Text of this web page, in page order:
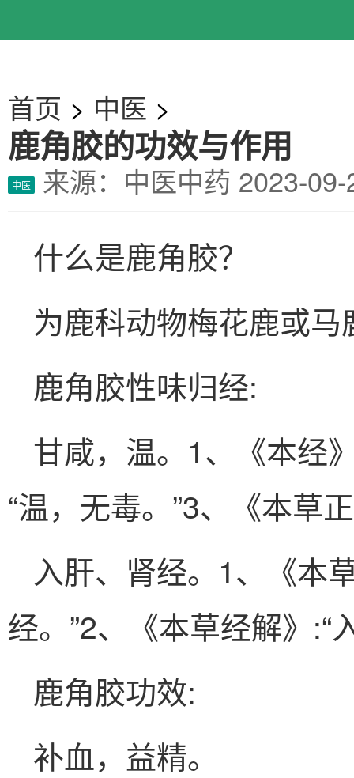
首页 > 中医 >
鹿角胶的功效与作用
中医 来源：中医中药 2023-
什么是鹿角胶？
为鹿科动物梅花鹿或
鹿角胶性味归经:
甘咸，温。1、《本经
“温，无毒。”3、《本草
入肝、肾经。1、《本
经。”2、《本草经解》
鹿角胶功效:
补血，益精。